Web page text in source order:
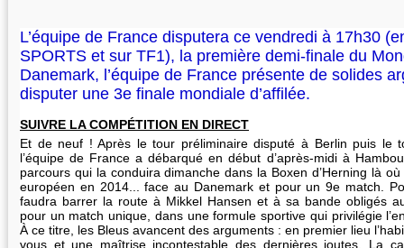
L’équipe de France disputera ce vendredi à 17h30
SPORTS et sur TF1), la première demi-finale du
Danemark, l’équipe de France présente de solides
disputer une 3e finale mondiale d’affilée.
SUIVRE LA COMPÉTITION EN DIRECT
Et de neuf ! Après le tour préliminaire disputé à Berlin puis le
l’équipe de France a débarqué en début d’après-midi à
parcours qui la conduira dimanche dans la Boxen d’Herning là
européen en 2014... face au Danemark et pour un 9e match.
faudra barrer la route à Mikkel Hansen et à sa bande obligés
pour un match unique, dans une formule sportive qui privilégie
À ce titre, les Bleus avancent des arguments : en premier lieu
vous et une maîtrise incontestable des dernières joutes. La